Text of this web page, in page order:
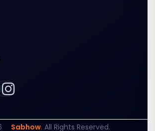
Sabhow. All Rights Reserved.